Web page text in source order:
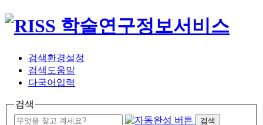
검색환경설정
검색도움말
다국어입력
검색
검색